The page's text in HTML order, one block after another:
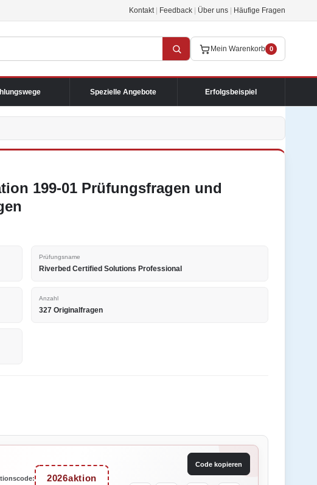
Kontakt Feedback Über uns Häufige Fragen
Mein Warenkorb 0
Spezielle Angebote Erfolgsbeispiel
199-01 Prüfungsfragen und
Prüfungsname
Riverbed Certified Solutions Professional
Anzahl
327 Originalfragen
2026aktion
Code kopieren